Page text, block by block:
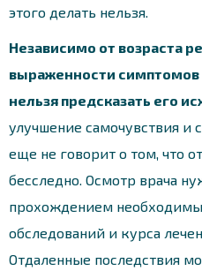
этого делать нельзя.
Независимо от возраста
выраженности симптомов
нельзя предсказать его
улучшение самочувствия
еще не говорит о том, что
бесследно. Осмотр врача
прохождением
обследований и курса
Отдаленные последствия